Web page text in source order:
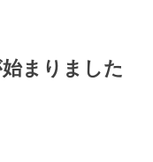
まりました